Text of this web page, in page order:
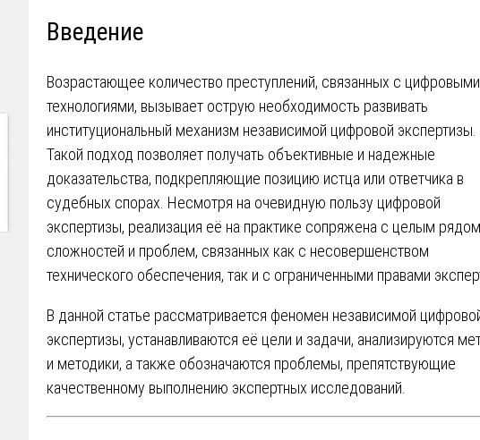
Введение
Возрастающее количество преступлений, связанных с цифровыми
технологиями, вызывает острую необходимость развивать
институциональный механизм независимой цифровой экспертизы.
Такой подход позволяет получать объективные и надежные
доказательства, подкрепляющие позицию истца или ответчика в
судебных спорах. Несмотря на очевидную пользу цифровой
экспертизы, реализация её на практике сопряжена с целым рядом
сложностей и проблем, связанных как с несовершенством
технического обеспечения, так и с ограниченными правами
В данной статье рассматривается феномен независимой
экспертизы, устанавливаются её цели и задачи, анализируются
и методики, а также обозначаются проблемы, препятствующие
качественному выполнению экспертных исследований.